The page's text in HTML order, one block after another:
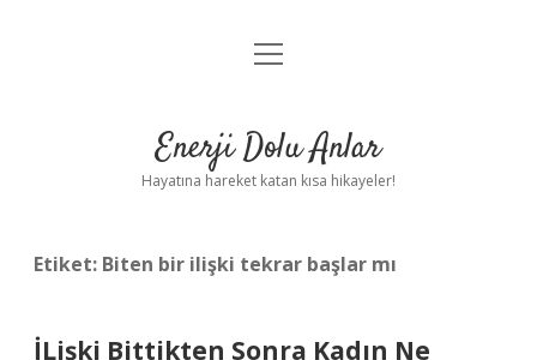
Anasayfa
Yasal Uyarı
menüyü
Enerji Dolu Anlar
Hayatına hareket katan kısa hikayeler!
Etiket: Biten bir ilişki tekrar başlar mı
İLişki Bittikten Sonra Kadın Ne